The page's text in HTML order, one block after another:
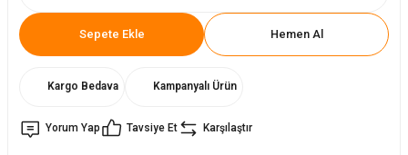
Sepete Ekle Hemen Al
Kargo Bedava Kampanyalı Ürün
Yorum Yap Tavsiye Et Karşılaştır